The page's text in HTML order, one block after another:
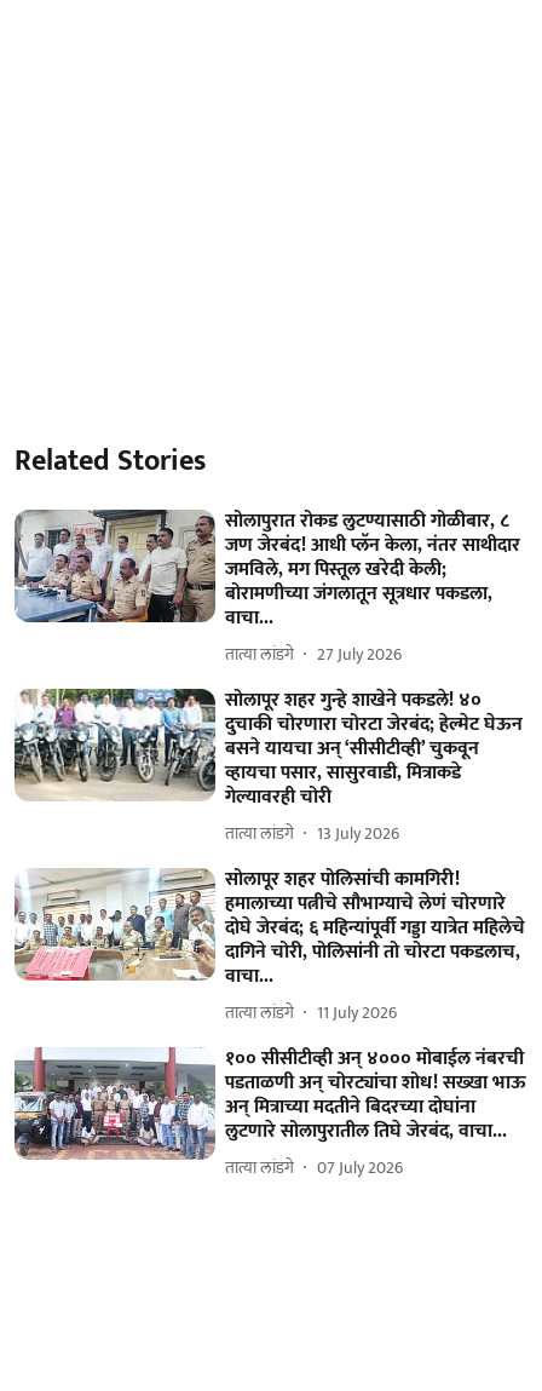
Related Stories
सोलापुरात रोकड लुटण्यासाठी गोळीबार, ८
जण जेरबंद! आधी प्लॅन केला, नंतर साथीदार
जमविले, मग पिस्तूल खरेदी केली;
बोरामणीच्या जंगलातून सूत्रधार पकडला,
वाचा...
तात्या लांडगे 27 July 2026
सोलापूर शहर गुन्हे शाखेने पकडले! ४०
दुचाकी चोरणारा चोरटा जेरबंद; हेल्मेट घेऊन
बसने यायचा अन्‌ ‘सीसीटीव्ही’ चुकवून
व्हायचा पसार, सासुरवाडी, मित्राकडे
गेल्यावरही चोरी
तात्या लांडगे 13 July 2026
सोलापूर शहर पोलिसांची कामगिरी!
हमालाच्या पत्नीचे सौभाग्याचे लेणं चोरणारे
दोघे जेरबंद; ६ महिन्यांपूर्वी गड्डा यात्रेत महिलेचे
दागिने चोरी, पोलिसांनी तो चोरटा पकडलाच,
वाचा...
तात्या लांडगे 11 July 2026
१०० सीसीटीव्ही अन्‌ ४००० मोबाईल नंबरची
पडताळणी अन्‌ चोरट्यांचा शोध! सख्खा भाऊ
अन् मित्राच्या मदतीने बिदरच्या दोघांना
लुटणारे सोलापुरातील तिघे जेरबंद, वाचा...
तात्या लांडगे 07 July 2026